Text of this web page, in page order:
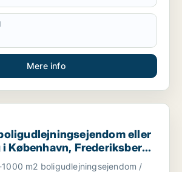
Mere info
eller hotel til salg i
eller
København, Frederiksberg
m2 boligudlejningsejendom /